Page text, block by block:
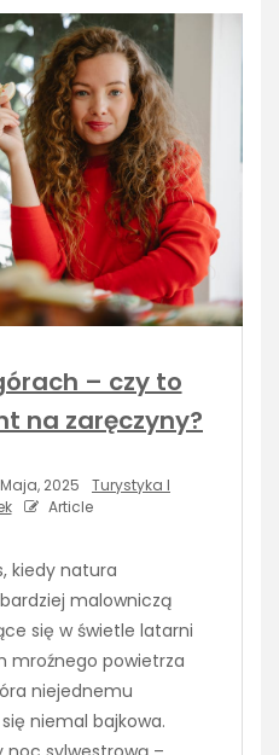
– czy to
na zaręczyny?
Maja, 2025
Turystyka I
Article
kiedy natura
malowniczą
się w świetle latarni
mroźnego powietrza
niejednemu
niemal bajkowa.